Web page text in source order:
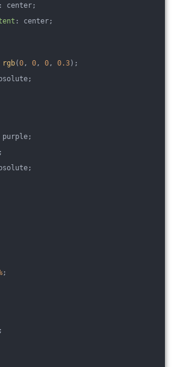
: center;
: center;
rgb(0 , 0 , 0 , 0.3);
purple;
;
;